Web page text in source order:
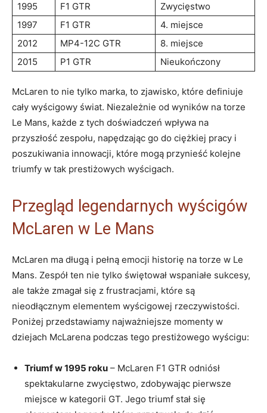
1995
F1 GTR
Zwycięstwo
1997
F1 GTR
4. miejsce
2012
MP4-12C GTR
8. miejsce
2015
P1 GTR Nieukończony
McLaren to nie tylko marka, to zjawisko, które definiuje
cały wyścigowy świat. Niezależnie od wyników na torze
Le Mans, każde z tych doświadczeń wpływa na
przyszłość zespołu, napędzając go do ciężkiej pracy i
poszukiwania innowacji, które mogą przynieść kolejne
triumfy w tak prestiżowych wyścigach.
Przegląd legendarnych wyścigów
McLaren w Le Mans
McLaren ma długą i pełną emocji historię na torze w Le
Mans. Zespół ten nie tylko świętował wspaniałe sukcesy,
ale także zmagał się z frustracjami, które są
nieodłącznym elementem wyścigowej rzeczywistości.
Poniżej przedstawiamy najważniejsze momenty w
dziejach McLarena podczas tego prestiżowego wyścigu:
Triumf w 1995 roku – McLaren F1 GTR odniósł
spektakularne zwycięstwo, zdobywając pierwsze
miejsce w kategorii GT. Jego triumf stał się